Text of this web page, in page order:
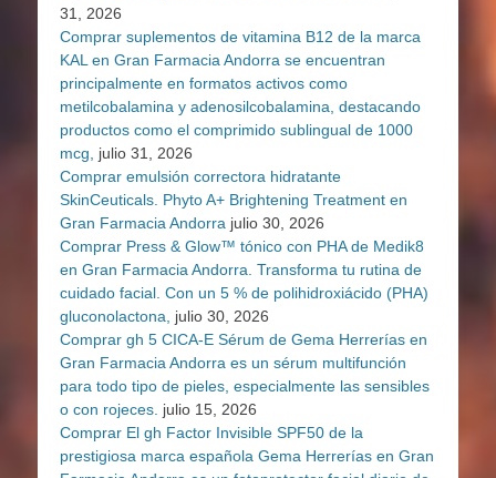
31, 2026
Comprar suplementos de vitamina B12 de la marca
KAL en Gran Farmacia Andorra se encuentran
principalmente en formatos activos como
metilcobalamina y adenosilcobalamina, destacando
productos como el comprimido sublingual de 1000
mcg,
julio 31, 2026
Comprar emulsión correctora hidratante
SkinCeuticals. Phyto A+ Brightening Treatment en
Gran Farmacia Andorra julio 30, 2026
Comprar Press & Glow™ tónico con PHA de Medik8
en Gran Farmacia Andorra. Transforma tu rutina de
cuidado facial. Con un 5 % de polihidroxiácido (PHA)
gluconolactona,
julio 30, 2026
Comprar gh 5 CICA-E Sérum de Gema Herrerías en
Gran Farmacia Andorra es un sérum multifunción
para todo tipo de pieles, especialmente las sensibles
o con rojeces. julio 15, 2026
Comprar El gh Factor Invisible SPF50 de la
prestigiosa marca española Gema Herrerías en Gran